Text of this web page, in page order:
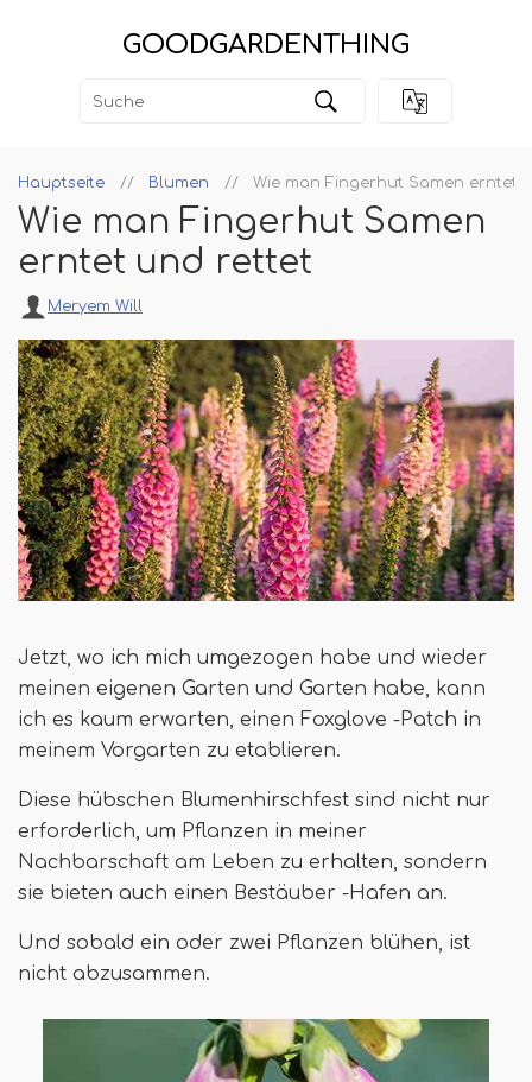
GOODGARDENTHING
Hauptseite Blumen Wie man Fingerhut Samen erntet
Wie man Fingerhut Samen
erntet und rettet
Meryem Will
Jetzt, wo ich mich umgezogen habe und wieder
meinen eigenen Garten und Garten habe, kann
ich es kaum erwarten, einen Foxglove -Patch in
meinem Vorgarten zu etablieren.
Diese hübschen Blumenhirschfest sind nicht nur
erforderlich, um Pflanzen in meiner
Nachbarschaft am Leben zu erhalten, sondern
sie bieten auch einen Bestäuber -Hafen an.
Und sobald ein oder zwei Pflanzen blühen, ist
nicht abzusammen.